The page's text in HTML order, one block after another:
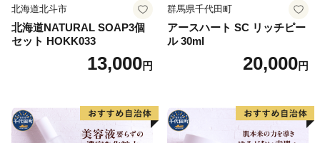
北海道北斗市
北海道NATURAL SOAP3個
セット HOKK033
13,000円
群馬県千代田町
アースハート SC リッチピー
ル 30ml
20,000円